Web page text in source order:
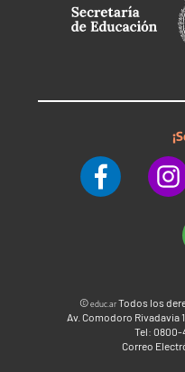
©educ.arTodos los
Av. Comodoro Rivadavia
Tel: 0800-
Correo